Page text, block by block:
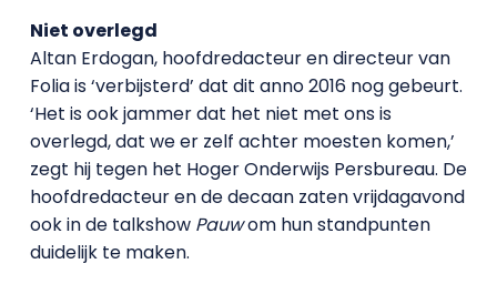
Niet overlegd
Altan Erdogan, hoofdredacteur en directeur van
Folia is ‘verbijsterd’ dat dit anno 2016 nog gebeurt.
‘Het is ook jammer dat het niet met ons is
overlegd, dat we er zelf achter moesten komen,’
zegt hij tegen het Hoger Onderwijs Persbureau. De
hoofdredacteur en de decaan zaten vrijdagavond
ook in de talkshow Pauwom hun standpunten
duidelijk te maken.